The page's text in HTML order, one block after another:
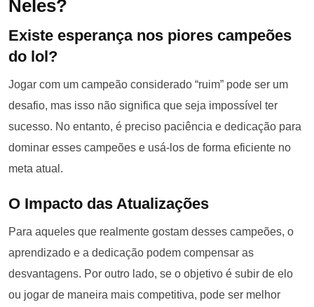
Neles?
Existe esperança nos piores campeões
do lol?
Jogar com um campeão considerado “ruim” pode ser um
desafio, mas isso não significa que seja impossível ter
sucesso. No entanto, é preciso paciência e dedicação para
dominar esses campeões e usá-los de forma eficiente no
meta atual.
O Impacto das Atualizações
Para aqueles que realmente gostam desses campeões, o
aprendizado e a dedicação podem compensar as
desvantagens. Por outro lado, se o objetivo é subir de elo
ou jogar de maneira mais competitiva, pode ser melhor